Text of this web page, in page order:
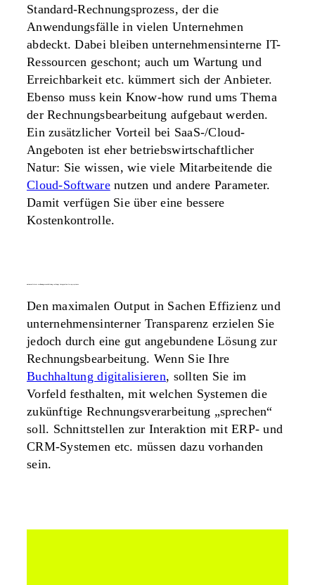
Standard-Rechnungsprozess, der die
Anwendungsfälle in vielen Unternehmen
abdeckt. Dabei bleiben unternehmensinterne IT-
Ressourcen geschont; auch um Wartung und
Erreichbarkeit etc. kümmert sich der Anbieter.
Ebenso muss kein Know-how rund ums Thema
der Rechnungsbearbeitung aufgebaut werden.
Ein zusätzlicher Vorteil bei SaaS-/Cloud-
Angeboten ist eher betriebswirtschaftlicher
Natur: Sie wissen, wie viele Mitarbeitende die
Cloud-Softwarenutzen und andere Parameter.
Damit verfügen Sie über eine bessere
Kostenkontrolle.
Den maximalen Output in Sachen Effizienz und
unternehmensinterner Transparenz erzielen Sie
jedoch durch eine gut angebundene Lösung zur
Rechnungsbearbeitung. Wenn Sie Ihre
Buchhaltung digitalisieren, sollten Sie im
Vorfeld festhalten, mit welchen Systemen die
zukünftige Rechnungsverarbeitung „sprechen“
soll. Schnittstellen zur Interaktion mit ERP- und
CRM-Systemen etc. müssen dazu vorhanden
sein.